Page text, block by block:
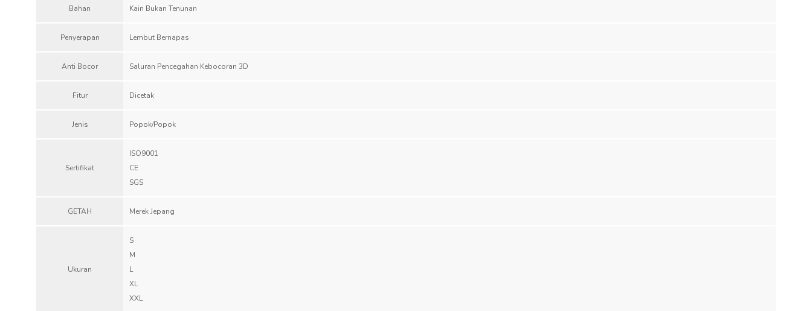
Bahan Kain Bukan Tenunan
Penyerapan Lembut Bernapas
Anti Bocor Saluran Pencegahan Kebocoran 3D
Fitur Dicetak
Jenis Popok/Popok
Sertifikat
ISO9001
CE
SGS
GETAH Merek Jepang
Ukuran
S
M
L
XL
XXL